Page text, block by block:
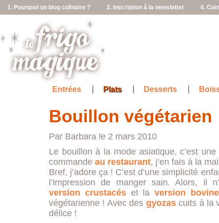
1. Pourquoi un blog culinaire ? 2. Inscription à la newsletter 4.
Entrées Plats Desserts
Bouillon végétarien
Par Barbara le 2 mars 2010
Le bouillon à la mode asiatique, c’est
commande au restaurant, j’en fais à la
Bref, j’adore ça ! C’est d’une simplicité
l’impression de manger sain. Alors, il
version crustacéset laversion bovine
végétarienne ! Avec des gyozascuits à la
délice !